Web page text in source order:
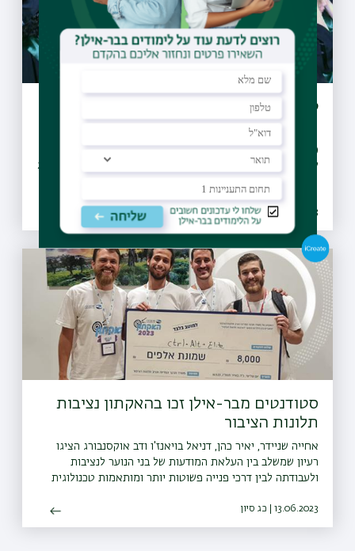
טקס הענקת תוארי דוקטור תשפ"ג
289 דוקטורנטיות ודוקטורנטים יקבלו את התואר דוקטור
לפילוסופיה בטקס חגיגי שיתקיים באוניברסיטת בר-אילן ב-29.6
18.06.2023 | כח סיון
סטודנטים מבר-אילן זכו בהאקתון נציבות
תלונות הציבור
אחייה שניידר, יאיר כהן, דניאל בויאנז'ו ודב אוקסנבורג הציגו
רעיון שמשלב בין העלאת המודעות של בני הנוער לנציבות
ולעבודתה לבין דרכי פנייה פשוטות יותר ומותאמות טכנולוגית
13.06.2023 | כג סיון